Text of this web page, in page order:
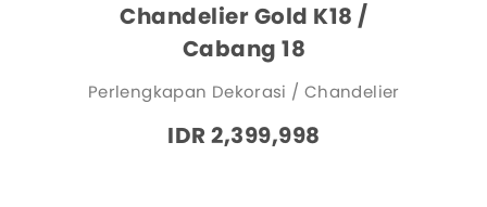
Chandelier Gold K18 /
Cabang 18
Perlengkapan Dekorasi / Chandelier
IDR 2,399,998